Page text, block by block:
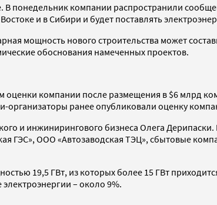
В понедельник компании распространили
и в Сибири и будет поставлять
мощность нового строительства может
обоснования намеченных проектов.
оценки компании после размещения в $6 млрд
организаторы ранее опубликовали оценку
и инжинирингового бизнеса Олега
ГЭС», ООО «Автозаводская ТЭЦ», сбытовые
19,5 ГВт, из которых более 15 ГВт
– около 9%.